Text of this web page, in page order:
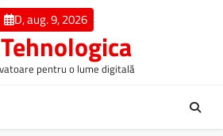
D, aug. 9, 2026
pentru o lume digitală